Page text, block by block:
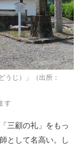
うじ）」（出所：
す
三顧の礼」をもっ
として名高い。し